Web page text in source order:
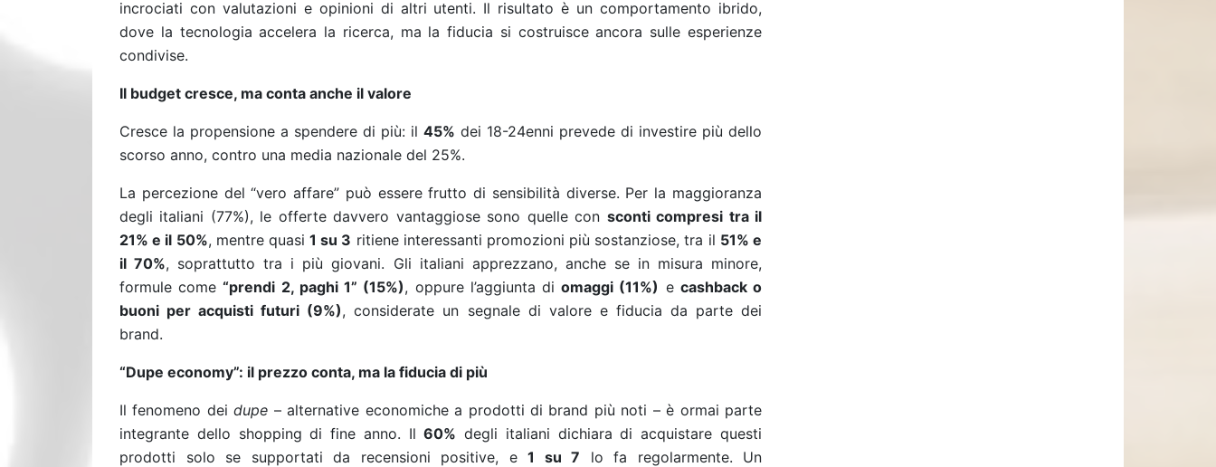
incrociati con valutazioni e opinioni di altri utenti. Il risultato è un comportamento ibrido,
dove la tecnologia accelera la ricerca, ma la fiducia si costruisce ancora sulle esperienze
condivise.
Il budget cresce, ma conta anche il valore
Cresce la propensione a spendere di più: il 45% dei 18-24enni prevede di investire più dello
scorso anno, contro una media nazionale del 25%.
La percezione del “vero affare” può essere frutto di sensibilità diverse. Per la maggioranza
degli italiani (77%), le offerte davvero vantaggiose sono quelle con sconti compresi tra il
21% e il 50%, mentre quasi1 su 3 ritiene interessanti promozioni più sostanziose, tra il 51% e
il 70%, soprattutto tra i più giovani. Gli italiani apprezzano, anche se in misura minore,
formule come“prendi 2, paghi 1” (15%), oppure l’aggiunta diomaggi (11%) e cashback o
buoni per acquisti futuri (9%), considerate un segnale di valore e fiducia da parte dei
brand.
“Dupe economy”: il prezzo conta, ma la fiducia di più
Il fenomeno deidupe – alternative economiche a prodotti di brand più noti – è ormai parte
integrante dello shopping di fine anno. Il60% degli italiani dichiara di acquistare questi
prodotti solo se supportati da recensioni positive, e 1 su 7 lo fa regolarmente. Un